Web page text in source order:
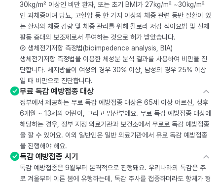
30kg/m² 이상인 비만 환자, 또는 초기 BMI가 27kg/m² ~30kg/m²
인 과체중이며 당뇨, 고혈압 등 한 가지 이상의 체중 관련 동반 질환이 있
는 환자의 체중 감량 및 체중 관리를 위해 칼로리 저감 식이요법 및 신체
활동 증대의 보조제로서 투여하는 것으로 허가 받았습니다.
② 생체전기저항 측정법(bioimpedence analysis, BIA)
생체전기저항 측정법을 이용한 체성분 분석 결과를 사용하여 비만을 진
단합니다. 체지방률이 여성의 경우 30% 이상, 남성의 경우 25% 이상
일 때 비만으로 진단합니다.
무료 독감 예방접종 대상
정부에서 제공하는 무료 독감 예방접종 대상은 65세 이상 어르신, 생후
6개월 ~ 13세의 어린이, 그리고 임산부에요. 무료 독감 예방접종 대상에
해당하는 경우, 정부 지정 의료기관과 보건소에서 무료로 독감 예방접종
을 할 수 있어요. 이외 일반인은 일반 의료기관에서 유료 독감 예방접종
을 진행해야 해요.
독감 예방접종 시기
독감 예방접종은 9월부터 본격적으로 진행돼요. 우리나라의 독감은 주
로 겨울부터 이른 봄에 유행하는데, 독감 주사를 접종하더라도 항체가 형